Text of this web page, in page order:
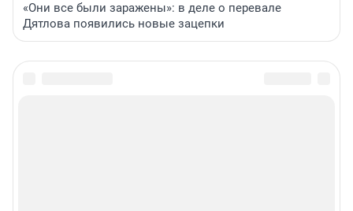
«Они все были заражены»: в деле о перевале
Дятлова появились новые зацепки